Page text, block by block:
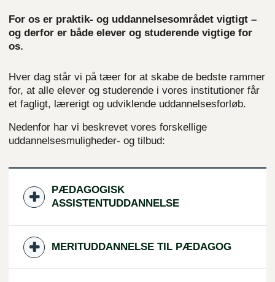
For os er praktik- og uddannelsesområdet vigtigt –
og derfor er både elever og studerende vigtige for
os.
Hver dag står vi på tæer for at skabe de bedste rammer
for, at alle elever og studerende i vores institutioner får
et fagligt, lærerigt og udviklende uddannelsesforløb.
Nedenfor har vi beskrevet vores forskellige
uddannelsesmuligheder- og tilbud:
PÆDAGOGISK
ASSISTENTUDDANNELSE
MERITUDDANNELSE TIL PÆDAGOG